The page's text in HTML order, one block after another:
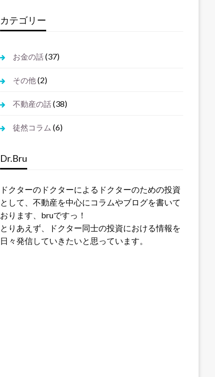
カテゴリー
お金の話(37)
その他(2)
不動産の話(38)
徒然コラム (6)
Dr.Bru
ドクターのドクターによるドクターのための投資
として、不動産を中心にコラムやブログを書いて
おります、bruですっ！
とりあえず、ドクター同士の投資における情報を
日々発信していきたいと思っています。